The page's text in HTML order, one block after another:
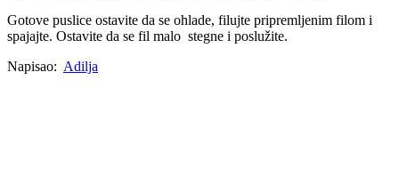
Gotove puslice ostavite da se ohlade, filujte pripremljenim filom i
spajajte. Ostavite da se fil malo stegne i poslužite.
Napisao: Adilja